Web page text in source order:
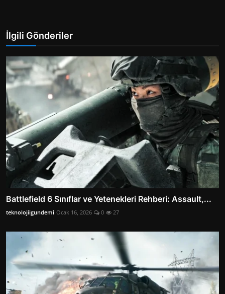
İlgili Gönderiler
Battlefield 6 Sınıflar ve Yetenekleri Rehberi: Assault,...
teknolojiigundemi Ocak 16, 2026 0 27